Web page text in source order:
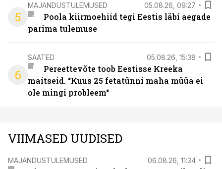
5
MAJANDUSTULEMUSED 05.08.26, 09:27
Poola kiirmoehiid tegi Eestis läbi aegade
parima tulemuse
6
SAATED 05.08.26, 15:38
Pereettevõte toob Eestisse Kreeka
maitseid. “Kuus 25 fetatünni maha müüa ei
ole mingi probleem“
VIIMASED UUDISED
MAJANDUSTULEMUSED 06.08.26, 11:34